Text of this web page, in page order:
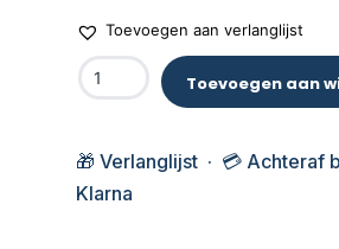
Toevoegen aan verlanglijst
Toevoegen aan
🎁 Verlanglijst · 💳 Achteraf
Klarna